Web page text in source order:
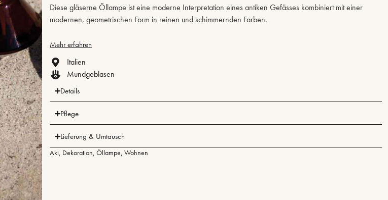
Diese gläserne Öllampe ist eine moderne Interpretation eines antiken Gefässes kombiniert mit einer
modernen, geometrischen Form in reinen und schimmernden Farben.
Mehr erfahren
Italien
Mundgeblasen
Details
Pflege
Lieferung & Umtausch
Aki, Dekoration, Öllampe, Wohnen